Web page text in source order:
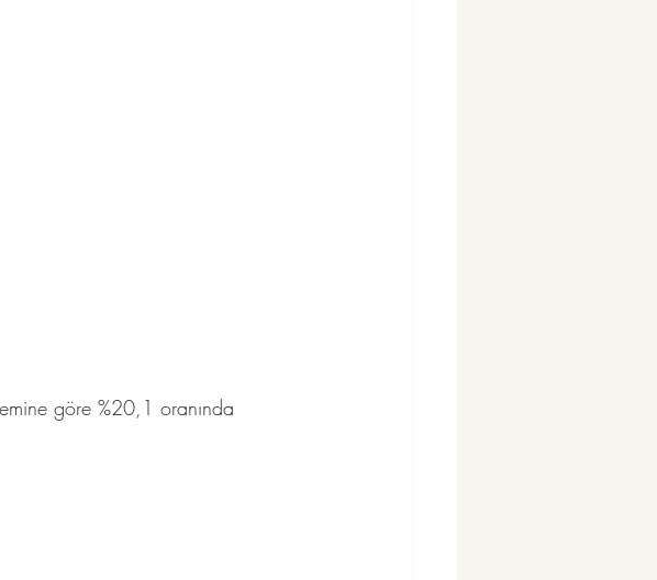
göre %20,1 oranında